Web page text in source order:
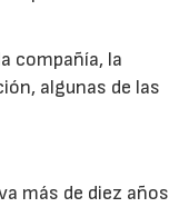
compañía, la
algunas de las
más de diez años